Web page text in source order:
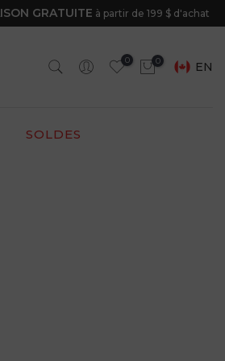
GRATUITEà partir de 199 $ d'achat
0 0 EN
SOLDES